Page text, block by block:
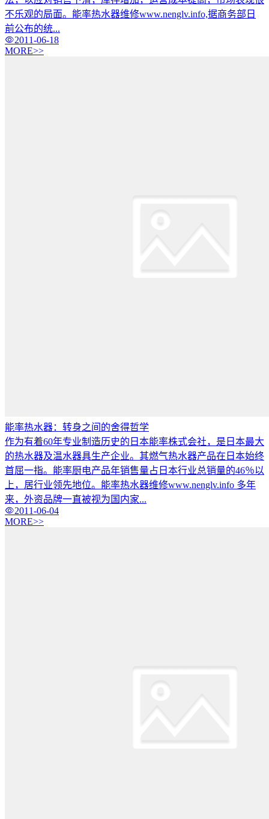
不乐观的局面。能率热水器维修www.nenglv.info,据商务部日
前公布的统...
2011-06-18
MORE>>
能率热水器：转身之间的舍得哲学
作为有着60年专业制造历史的日本能率株式会社，是日本最大
的热水器及温水器具生产企业。其燃气热水器产品在日本始终
首屈一指。能率厨电产品年销售量占日本行业总销量的46％以
上，居行业领先地位。能率热水器维修www.nenglv.info 多年
来，外资品牌一直被视为国内家...
2011-06-04
MORE>>